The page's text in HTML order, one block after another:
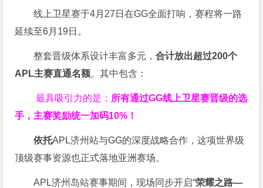
线上卫星赛于4月27日在GG全面打响，赛程将一路
延续至6月19日。
整套晋级体系设计丰富多元，合计放出超过200个
APL主赛直通名额。其中包含：
最具吸引力的是： 所有通过GG线上卫星赛晋级的选
手，主赛奖励统一加码10% ！
依托APL济州站与GG的深度战略合作，这项世界级
顶级赛事资源也正式落地亚洲赛场。
APL济州岛站赛事期间，现场同步开启“荣耀之路—